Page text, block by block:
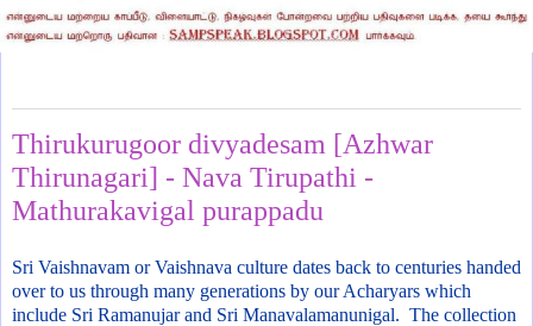
Thirukurugoor divyadesam [Azhwar
Thirunagari] - Nava Tirupathi -
Mathurakavigal purappadu
Sri Vaishnavam or Vaishnava culture dates back to centuries handed
over to us through many generations by our Acharyars which
include Sri Ramanujar and Sri Manavalamanunigal. The collection